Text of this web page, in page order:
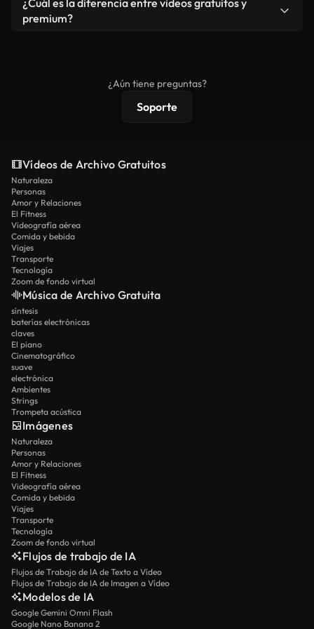
vídeos. Solo asegúrese de que el producto final no
¿Cuál es la diferencia entre videos gratuitos y
premium?
protecciones de licencia extendidas.
¿Aún tiene preguntas?
Soporte
Vídeos de Archivo Gratuitos
Naturaleza
Personas
Amor y Relaciones
El Fitness
Videografía aérea
Comida y bebida
Viajes
Transporte
Tecnología
Zoom de fondo virtual
Música de Archivo Gratuita
síntesis
baterías electrónicas
claves
El piano
Cinematográfico
suave
electrónica
Ambientes
Strings
Trompeta acústica
Imágenes
Naturaleza
Personas
Amor y Relaciones
El Fitness
Videografía aérea
Comida y bebida
Viajes
Transporte
Tecnología
Zoom de fondo virtual
Flujos de trabajo de IA
Flujos de Trabajo de IA de Texto a Vídeo
Flujos de Trabajo de IA de Imagen a Vídeo
Modelos de IA
Google Gemini Omni Flash
Google Nano Banana 2